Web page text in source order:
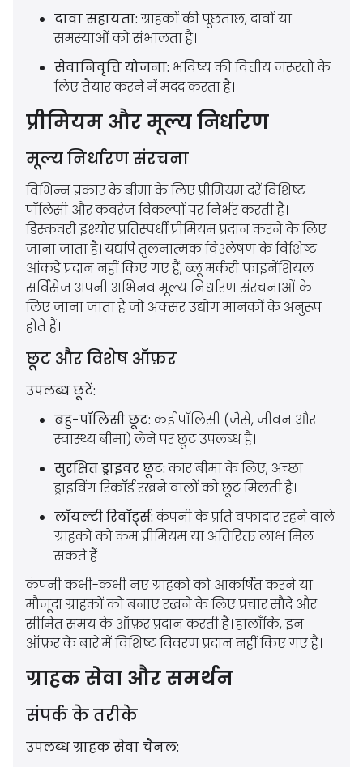
दावा सहायता:ग्राहकों की पूछताछ, दावों या
समस्याओं को संभालता है।
सेवानिवृत्ति योजना: भविष्य की वित्तीय जरूरतों के
लिए तैयार करने में मदद करता है।
प्रीमियम और मूल्य निर्धारण
मूल्य निर्धारण संरचना
विभिन्न प्रकार के बीमा के लिए प्रीमियम दरें विशिष्ट
पॉलिसी और कवरेज विकल्पों पर निर्भर करती हैं।
डिस्कवरी इंश्योर प्रतिस्पर्धी प्रीमियम प्रदान करने के लिए
जाना जाता है। यद्यपि तुलनात्मक विश्लेषण के विशिष्ट
आंकड़े प्रदान नहीं किए गए हैं, ब्लू मर्करी फाइनेंशियल
सर्विसेज अपनी अभिनव मूल्य निर्धारण संरचनाओं के
लिए जाना जाता है जो अक्सर उद्योग मानकों के अनुरूप
होते हैं।
छूट और विशेष ऑफ़र
उपलब्ध छूटें:
बहु-पॉलिसी छूट:कई पॉलिसी (जैसे, जीवन और
स्वास्थ्य बीमा) लेने पर छूट उपलब्ध है।
सुरक्षित ड्राइवर छूट:कार बीमा के लिए, अच्छा
ड्राइविंग रिकॉर्ड रखने वालों को छूट मिलती है।
लॉयल्टी रिवॉर्ड्स:कंपनी के प्रति वफादार रहने वाले
ग्राहकों को कम प्रीमियम या अतिरिक्त लाभ मिल
सकते हैं।
कंपनी कभी-कभी नए ग्राहकों को आकर्षित करने या
मौजूदा ग्राहकों को बनाए रखने के लिए प्रचार सौदे और
सीमित समय के ऑफ़र प्रदान करती है। हालाँकि, इन
ऑफ़र के बारे में विशिष्ट विवरण प्रदान नहीं किए गए हैं।
ग्राहक सेवा और समर्थन
संपर्क के तरीके
उपलब्ध ग्राहक सेवा चैनल: